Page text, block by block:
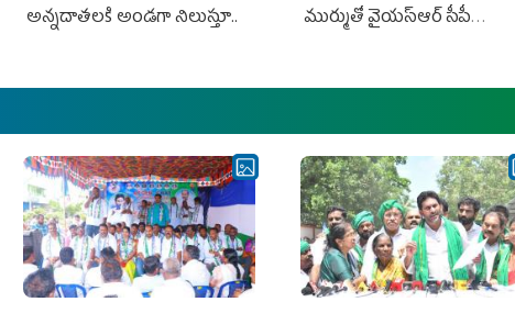
అన్నదాతలకి అండగా నిలుస్తూ..
ముర్ముతో వైయ‌స్ఆర్ సీపీ
ఎమ్మెల్యేలు, ఎంపీల స‌మావేశం